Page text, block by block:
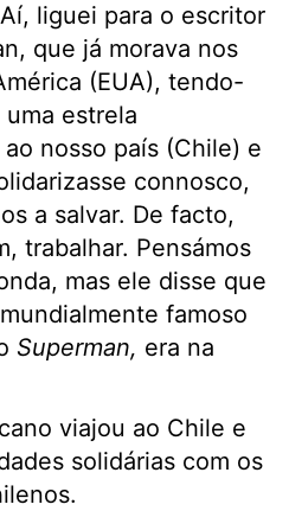
liguei para o escritor
que já morava nos
(EUA), tendo-
estrela
nosso país (Chile) e
connosco,
a salvar. De facto,
trabalhar. Pensámos
mas ele disse que
famoso
Superman, era na
viajou ao Chile e
solidárias com os